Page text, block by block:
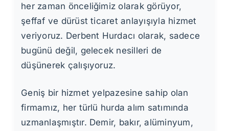
her zaman önceliğimiz olarak görüyor,
şeffaf ve dürüst ticaret anlayışıyla hizmet
veriyoruz. Derbent Hurdacı olarak, sadece
bugünü değil, gelecek nesilleri de
düşünerek çalışıyoruz.
Geniş bir hizmet yelpazesine sahip olan
firmamız, her türlü hurda alım satımında
uzmanlaşmıştır. Demir, bakır, alüminyum,